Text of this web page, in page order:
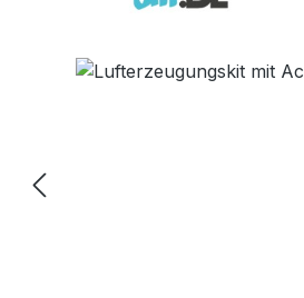
Bildergalerie überspringen